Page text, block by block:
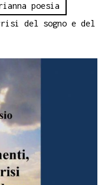
poesia
del sogno e del